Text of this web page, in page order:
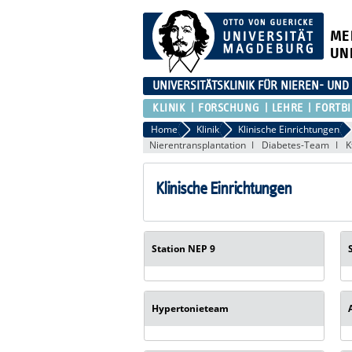
UNIVERSITÄTSKLINIK FÜR NIEREN-
KLINIK FORSCHUNG LEHRE
Home Klinik Klinische Einrichtungen
Nierentransplantation
Diabetes-Team
Klinische Einrichtungen
Station NEP 9
Hypertonieteam